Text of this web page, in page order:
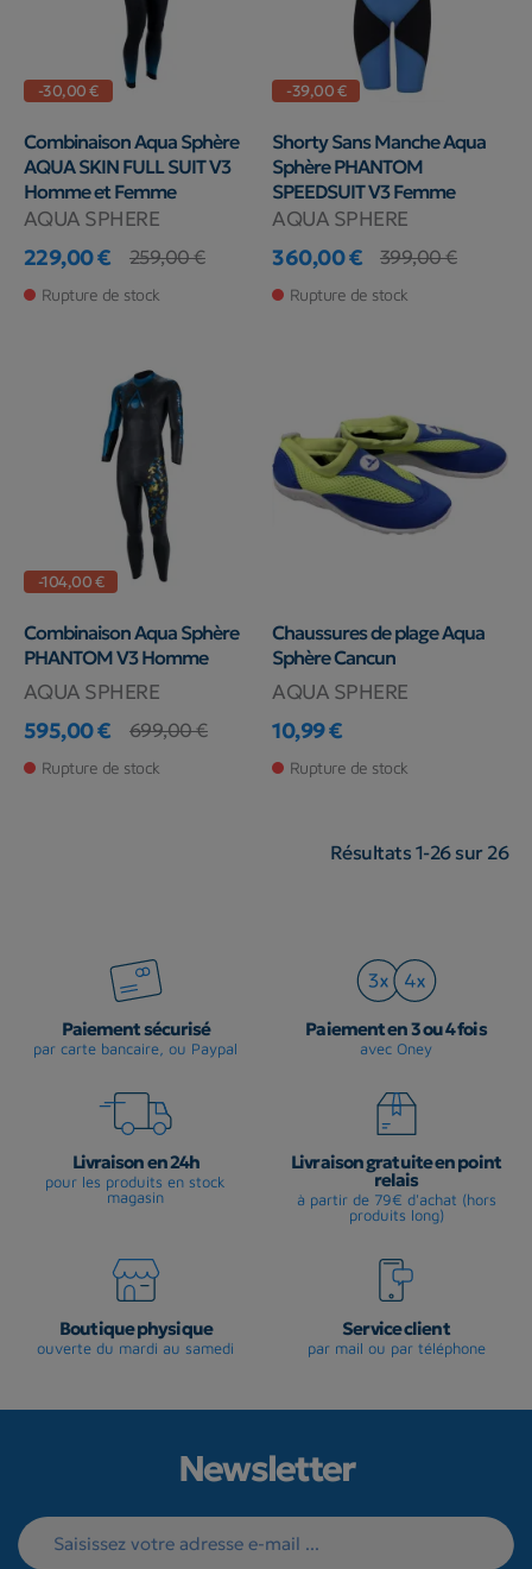
-30,00 €
Combinaison Aqua Sphère
AQUA SKIN FULL SUIT V3
Homme et Femme
AQUA SPHERE
Prix
229,00 €
Prix de base
259,00 €
Rupture de stock
-39,00 €
Shorty Sans Manche Aqua
Sphère PHANTOM
SPEEDSUIT V3 Femme
AQUA SPHERE
Prix
360,00 €
Prix de base
399,00 €
Rupture de stock
-104,00 €
Combinaison Aqua Sphère
PHANTOM V3 Homme
AQUA SPHERE
Prix
595,00 €
Prix de base
699,00 €
Rupture de stock
Chaussures de plage Aqua
Sphère Cancun
AQUA SPHERE
Prix
10,99 €
Rupture de stock
Résultats 1-26 sur 26
Paiement sécurisé
par carte bancaire, ou Paypal
Paiement en 3 ou 4 fois
avec Oney
Livraison en 24h
pour les produits en stock
magasin
Livraison gratuite en point
relais
à partir de 79€ d'achat (hors
produits long)
Boutique physique
ouverte du mardi au samedi
Service client
par mail ou par téléphone
Newsletter